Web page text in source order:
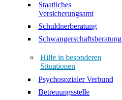
Staatliches
Versicherungsamt
Schuldnerberatung
Schwangerschaftsberatung
Hilfe in besonderen
Situationen
Psychosozialer Verbund
Betreuungsstelle